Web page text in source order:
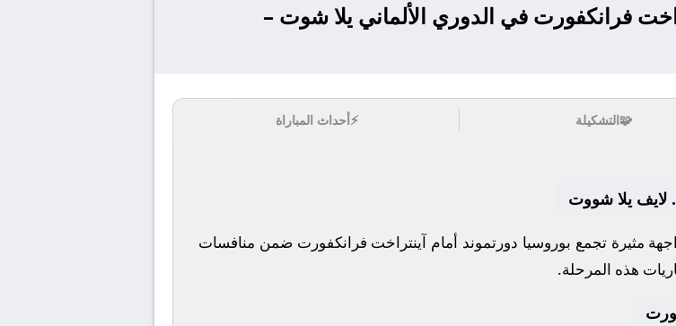
فرانكفورت في الدوري الألماني يلا شوت –
🧩التشكيلة ⚡أحداث المباراة
لايف يلا شووت
مثيرة تجمع بوروسيا دورتموند أمام آينتراخت فرانكفورت ضمن منافسات
هذه المرحلة.